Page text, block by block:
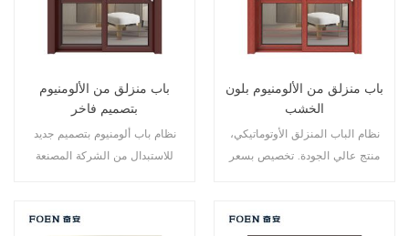
باب منزلق من الألومنيوم
بتصميم فاخر
نظام باب ألومنيوم بتصميم جديد
للاستبدال من الشركة المصنعة
باب منزلق من الألومنيوم بلون
الخشب
نظام الباب المنزلق الأوتوماتيكي،
منتج عالي الجودة. تخصيص بسعر